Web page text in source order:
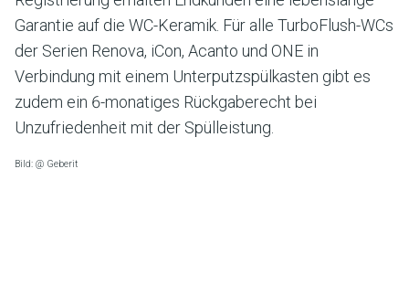
Garantie auf die WC-Keramik. Für alle TurboFlush-WCs
der Serien Renova, iCon, Acanto und ONE in
Verbindung mit einem Unterputzspülkasten gibt es
zudem ein 6-monatiges Rückgaberecht bei
Unzufriedenheit mit der Spülleistung.
Bild: @ Geberit